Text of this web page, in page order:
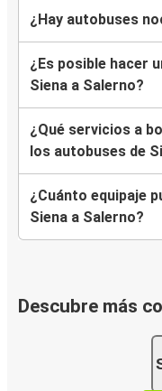
¿Hay autobuses
¿Es posible hacer
Siena a Salerno?
¿Qué servicios a
los autobuses de
¿Cuánto equipaje
Siena a Salerno?
Descubre más